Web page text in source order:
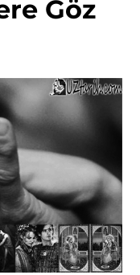
Göz